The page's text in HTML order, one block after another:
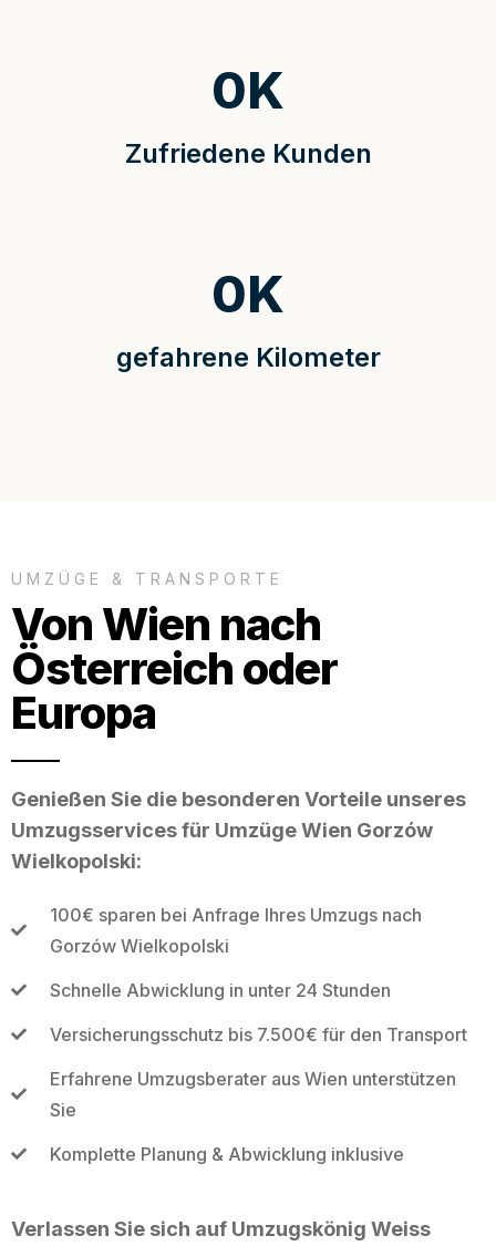
Zufriedene Kunden
0K
gefahrene Kilometer
0K
UMZÜGE & TRANSPORTE
Von Wien nach
Österreich oder
Europa
Genießen Sie die besonderen Vorteile unseres
Umzugsservices für Umzüge Wien Gorzów
Wielkopolski:
100€ sparen bei Anfrage Ihres Umzugs nach
Gorzów Wielkopolski
Schnelle Abwicklung in unter 24 Stunden
Versicherungsschutz bis 7.500€ für den Transport
Erfahrene Umzugsberater aus Wien unterstützen
Sie
Komplette Planung & Abwicklung inklusive
Verlassen Sie sich auf Umzugskönig Weiss